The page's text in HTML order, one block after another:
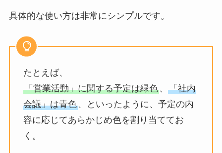
具体的な使い方は非常にシンプルです。
たとえば、
「営業活動」に関する予定は緑色、 「社内
会議」は青色、といったように、予定の内
容に応じてあらかじめ色を割り当ててお
く。